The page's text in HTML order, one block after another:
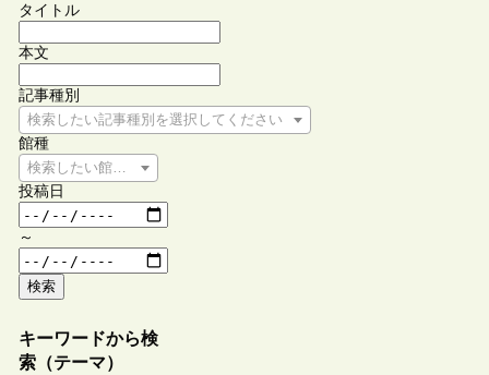
タイトル
本文
記事種別
検索したい記事種別を選択してください
館種
検索したい館種を選択してください
投稿日
～
検索
キーワードから検
索（テーマ）